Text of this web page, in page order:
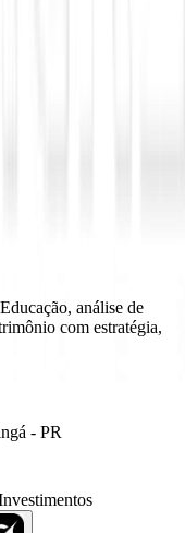
análise de
com estratégia,
- PR